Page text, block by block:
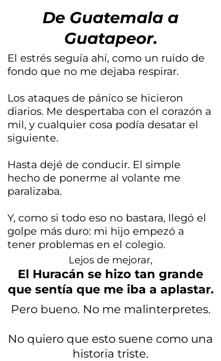
De Guatemala a
Guatapeor.
El estrés seguía ahí, como un ruido de
fondo que no me dejaba respirar.
Los ataques de pánico se hicieron
diarios. Me despertaba con el corazón a
mil, y cualquier cosa podía desatar el
siguiente.
Hasta dejé de conducir. El simple
hecho de ponerme al volante me
paralizaba.
Y, como si todo eso no bastara, llegó el
golpe más duro: mi hijo empezó a
tener problemas en el colegio.
Lejos de mejorar,
El Huracán se hizo tan grande
que sentía que me iba a aplastar.
Pero bueno. No me malinterpretes.
No quiero que esto suene como una
historia triste.